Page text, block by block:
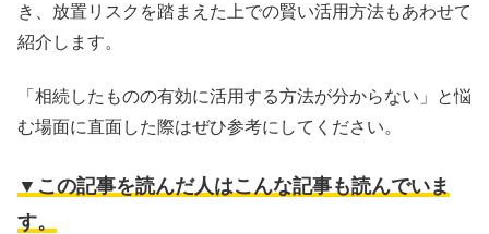
き、放置リスクを踏まえた上での賢い活用方法もあわせて
紹介します。
「相続したものの有効に活用する方法が分からない」と悩
む場面に直面した際はぜひ参考にしてください。
▼この記事を読んだ人はこんな記事も読んでいま
す。